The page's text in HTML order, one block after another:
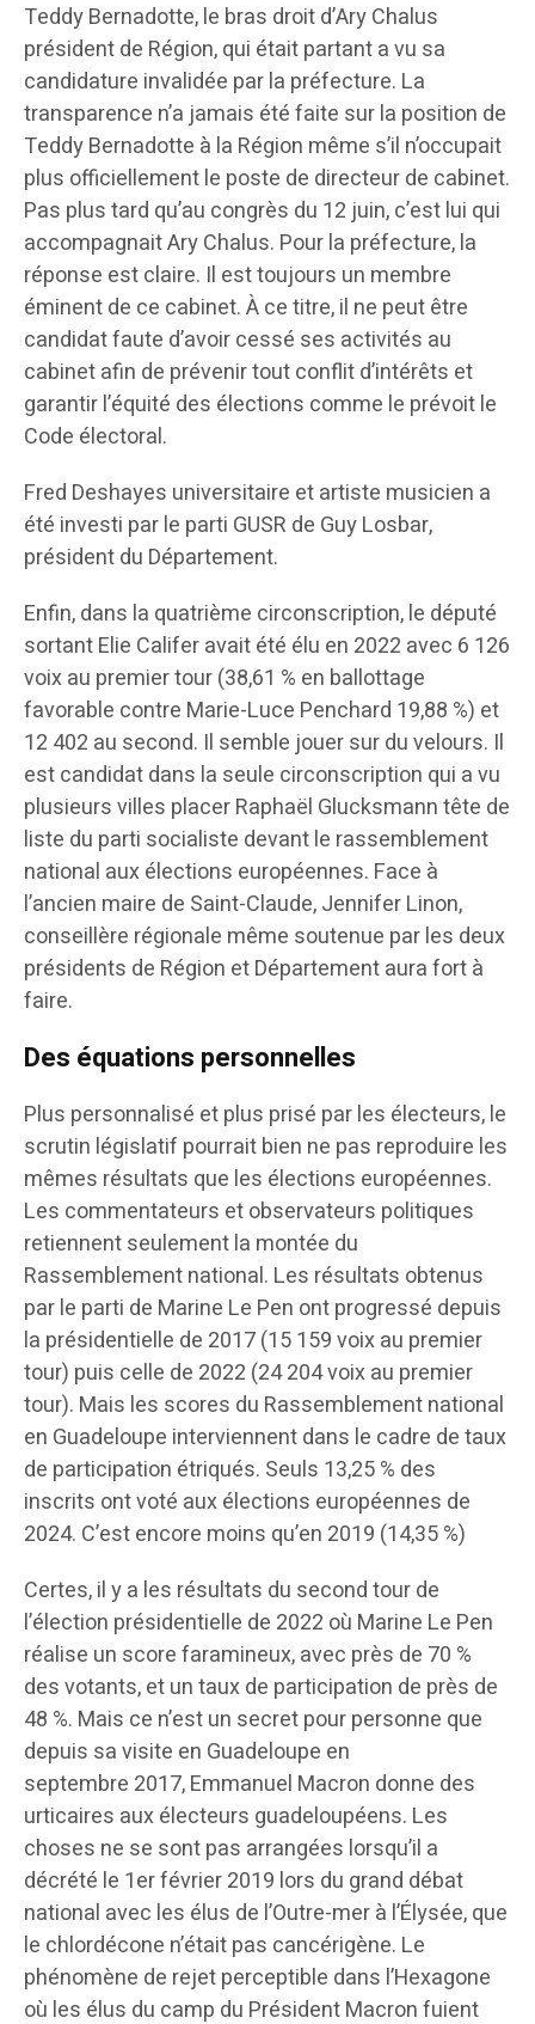
Teddy Bernadotte, le bras droit d’Ary Chalus
président de Région, qui était partant a vu sa
candidature invalidée par la préfecture. La
transparence n’a jamais été faite sur la position de
Teddy Bernadotte à la Région même s’il n’occupait
plus officiellement le poste de directeur de cabinet.
Pas plus tard qu’au congrès du 12 juin, c’est lui qui
accompagnait Ary Chalus. Pour la préfecture, la
réponse est claire. Il est toujours un membre
éminent de ce cabinet. À ce titre, il ne peut être
candidat faute d’avoir cessé ses activités au
cabinet afin de prévenir tout conflit d’intérêts et
garantir l’équité des élections comme le prévoit le
Code électoral.
Fred Deshayes universitaire et artiste musicien a
été investi par le parti GUSR de Guy Losbar,
président du Département.
Enfin, dans la quatrième circonscription, le député
sortant Elie Califer avait été élu en 2022 avec 6 126
voix au premier tour (38,61 % en ballottage
favorable contre Marie-Luce Penchard 19,88 %) et
12 402 au second. Il semble jouer sur du velours. Il
est candidat dans la seule circonscription qui a vu
plusieurs villes placer Raphaël Glucksmann tête de
liste du parti socialiste devant le rassemblement
national aux élections européennes. Face à
l’ancien maire de Saint-Claude, Jennifer Linon,
conseillère régionale même soutenue par les deux
présidents de Région et Département aura fort à
faire.
Des équations personnelles
Plus personnalisé et plus prisé par les électeurs, le
scrutin législatif pourrait bien ne pas reproduire les
mêmes résultats que les élections européennes.
Les commentateurs et observateurs politiques
retiennent seulement la montée du
Rassemblement national. Les résultats obtenus
par le parti de Marine Le Pen ont progressé depuis
la présidentielle de 2017 (15 159 voix au premier
tour) puis celle de 2022 (24 204 voix au premier
tour). Mais les scores du Rassemblement national
en Guadeloupe interviennent dans le cadre de taux
de participation étriqués. Seuls 13,25 % des
inscrits ont voté aux élections européennes de
2024. C’est encore moins qu’en 2019 (14,35 %)
Certes, il y a les résultats du second tour de
l’élection présidentielle de 2022 où Marine Le Pen
réalise un score faramineux, avec près de 70 %
des votants, et un taux de participation de près de
48 %. Mais ce n’est un secret pour personne que
depuis sa visite en Guadeloupe en
septembre 2017, Emmanuel Macron donne des
urticaires aux électeurs guadeloupéens. Les
choses ne se sont pas arrangées lorsqu’il a
décrété le 1er février 2019 lors du grand débat
national avec les élus de l’Outre-mer à l’Élysée, que
le chlordécone n’était pas cancérigène. Le
phénomène de rejet perceptible dans l’Hexagone
où les élus du camp du Président Macron fuient